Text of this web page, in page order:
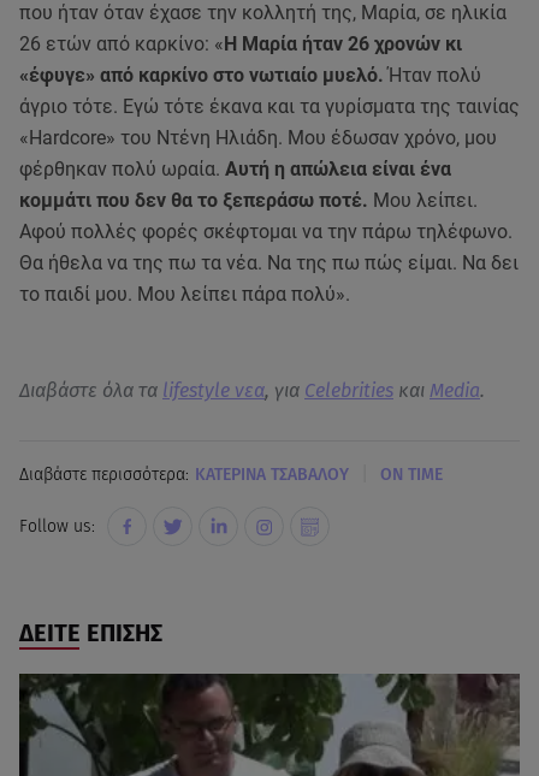
που ήταν όταν έχασε την κολλητή της, Μαρία, σε ηλικία
26 ετών από καρκίνο: « Η Μαρία ήταν 26 χρονών κι
«έφυγε» από καρκίνο στο νωτιαίο μυελό.Ήταν πολύ
άγριο τότε. Εγώ τότε έκανα και τα γυρίσματα της ταινίας
«Hardcore» του Ντένη Ηλιάδη. Μου έδωσαν χρόνο, μου
φέρθηκαν πολύ ωραία. Αυτή η απώλεια είναι ένα
κομμάτι που δεν θα το ξεπεράσω ποτέ. Μου λείπει.
Αφού πολλές φορές σκέφτομαι να την πάρω τηλέφωνο.
Θα ήθελα να της πω τα νέα. Να της πω πώς είμαι. Να δει
το παιδί μου. Μου λείπει πάρα πολύ».
Διαβάστε όλα τα lifestyle νεα, για Celebrities και Media.
Διαβάστε περισσότερα: ΚΑΤΕΡΙΝΑ ΤΣΑΒΑΛΟΥ ON TIME
Follow us:
ΔΕΙΤΕ ΕΠΙΣΗΣ